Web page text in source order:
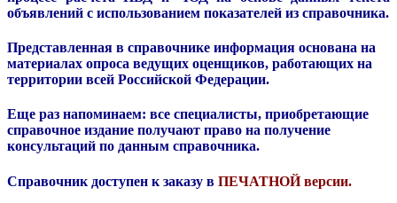
объявлений с использованием показателей из справочника.
Представленная в справочнике информация основана на
материалах опроса ведущих оценщиков, работающих на
территории всей Российской Федерации.
Еще раз напоминаем: все специалисты, приобретающие
справочное издание получают право на получение
консультаций по данным справочника.
Справочник доступен к заказу в ПЕЧАТНОЙ версии.